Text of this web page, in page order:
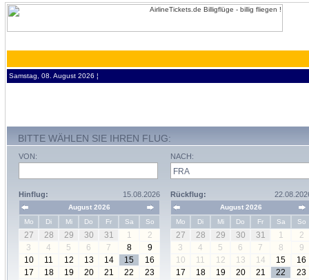
Samstag, 08. August 2026 ¦
BITTE WÄHLEN SIE IHREN FLUG:
VON:
Hinflug: 15.08.2026
August 2026
Mo
Di Mi Do Fr Sa So
27 28 29 30 31 1
2
3
4 5 6 7 8
9
10
11 12 13 14 15
16
17
18 19 20 21 22
23
NACH:
Rückflug:
August 2026
Mo
Di Mi Do Fr Sa So
27 28 29 30 31 1
2
3
4 5 6 7 8
9
10
11 12 13 14 15
16
17
18 19 20 21 22
23